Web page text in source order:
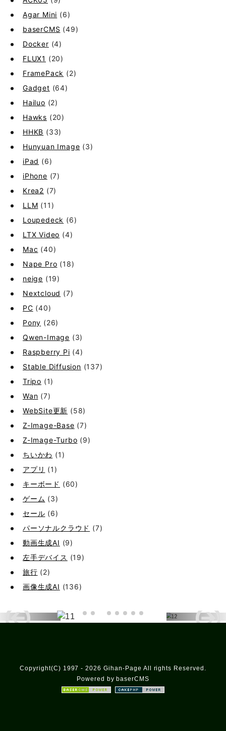
Agar Mini (6)
baserCMS (49)
Docker (4)
FLUX1 (20)
FramePack (2)
Gadget (64)
Hailuo (2)
Hawks (20)
HHKB (33)
Hunyuan Image (3)
iPad (6)
iPhone (7)
Krea2 (7)
LLM (11)
Loupedeck (6)
LTX Video (4)
Mac (40)
Nape Pro (18)
neige (19)
Nextcloud (7)
PC (40)
Pony (26)
Qwen-Image (3)
Raspberry Pi (4)
Stable Diffusion (137)
Tripo (1)
Wan (7)
WebSite更新 (58)
Z-Image-Base (7)
Z-Image-Turbo (9)
ちいかわ (1)
アプリ (1)
キーボード (60)
ゲーム (3)
セール (6)
パーソナルクラウド (7)
動画生成AI (9)
左手デバイス (19)
旅行 (2)
画像生成AI (136)
Copyright(C) 1997 - 2026 Gihan-Page All rights Reserved.
Powered by baserCMS